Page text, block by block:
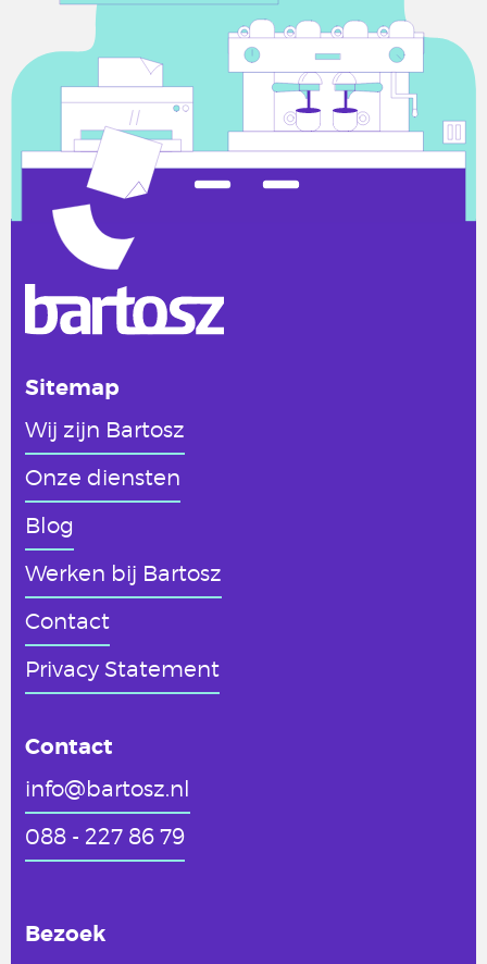
Sitemap
Wij zijn Bartosz
Onze diensten
Blog
Werken bij Bartosz
Contact
Privacy Statement
Contact
info@bartosz.nl
088 - 227 86 79
Bezoek